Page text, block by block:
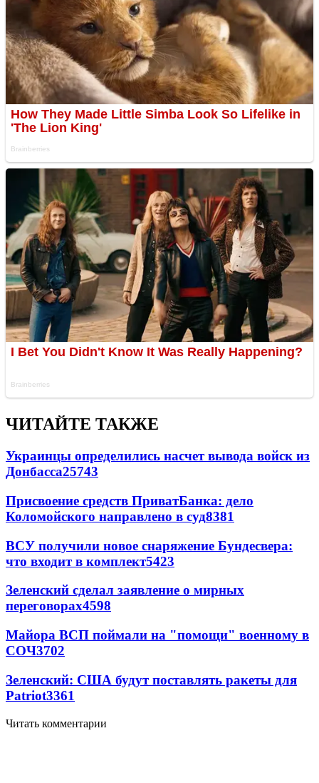
ЧИТАЙТЕ ТАКЖЕ
Украинцы определились насчет вывода войск из
Донбасса25743
Присвоение средств ПриватБанка: дело
Коломойского направлено в суд8381
ВСУ получили новое снаряжение Бундесвера:
что входит в комплект5423
Зеленский сделал заявление о мирных
переговорах4598
Майора ВСП поймали на "помощи" военному в
СОЧ3702
Зеленский: США будут поставлять ракеты для
Patriot3361
Читать комментарии